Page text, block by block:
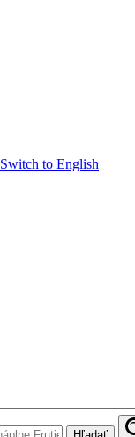
Switch to English